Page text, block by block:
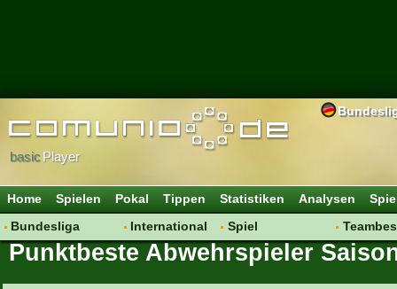
basicPlayer
Home Spielen Pokal Tippen Statistiken Analysen
Bundesliga
Hot News
International
Vereine
Spiel
Regeln & Tipps
Punktbeste Abwehrspieler